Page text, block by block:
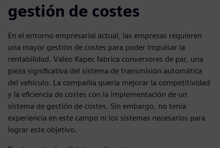
gestión de costes
En el entorno empresarial actual, las empresas requieren
una mayor gestión de costes para poder impulsar la
rentabilidad. Valeo Kapec fabrica conversores de par, una
pieza significativa del sistema de transmisión automática
del vehículo. La compañía quería mejorar la competitividad
y la eficiencia de costes con la implementación de un
sistema de gestión de costes. Sin embargo, no tenía
experiencia en este campo ni los sistemas necesarios para
lograr este objetivo.